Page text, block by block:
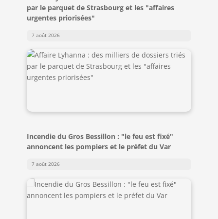
par le parquet de Strasbourg et les "affaires
urgentes priorisées"
7 août 2026
Incendie du Gros Bessillon : "le feu est fixé"
annoncent les pompiers et le préfet du Var
7 août 2026